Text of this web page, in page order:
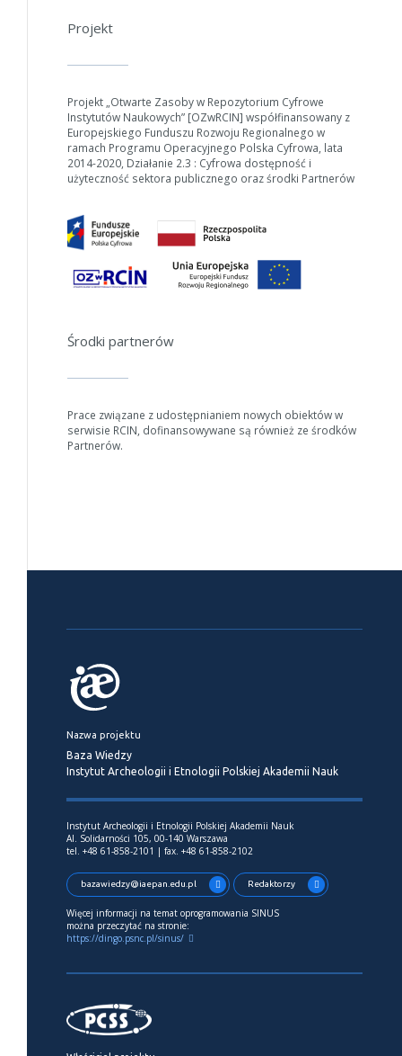
Projekt
Projekt „Otwarte Zasoby w Repozytorium Cyfrowe
Instytutów Naukowych” [OZwRCIN] współfinansowany z
Europejskiego Funduszu Rozwoju Regionalnego w
ramach Programu Operacyjnego Polska Cyfrowa, lata
2014-2020, Działanie 2.3 : Cyfrowa dostępność i
użyteczność sektora publicznego oraz środki Partnerów
Środki partnerów
Prace związane z udostępnianiem nowych obiektów w
serwisie RCIN, dofinansowywane są również ze środków
Partnerów.
Nazwa projektu
Baza Wiedzy
Instytut Archeologii i Etnologii Polskiej Akademii Nauk
Instytut Archeologii i Etnologii Polskiej Akademii Nauk
Al. Solidarności 105, 00-140 Warszawa
tel. +48 61-858-2101 | fax. +48 61-858-2102
bazawiedzy@iaepan.edu.pl Redaktorzy
Więcej informacji na temat oprogramowania SINUS
można przeczytać na stronie:
https://dingo.psnc.pl/sinus/